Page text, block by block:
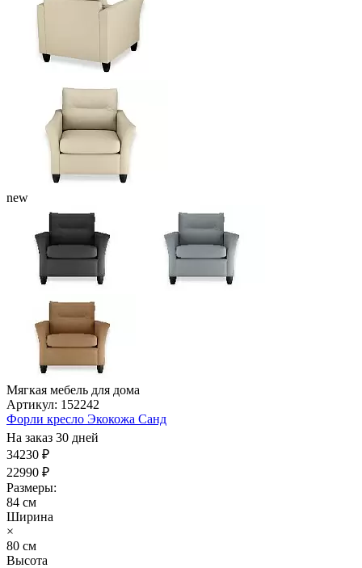
new
Мягкая мебель для дома
Артикул: 152242
Форли кресло Экокожа Санд
На заказ 30 дней
34230 ₽
22990 ₽
Размеры:
84 см
Ширина
×
80 см
Высота